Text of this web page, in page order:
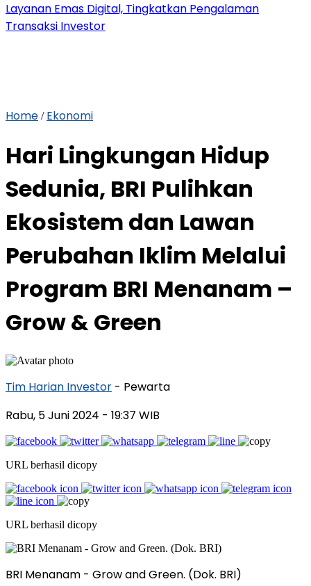
Layanan Emas Digital, Tingkatkan Pengalaman
Transaksi Investor
Home / Ekonomi
Hari Lingkungan Hidup
Sedunia, BRI Pulihkan
Ekosistem dan Lawan
Perubahan Iklim Melalui
Program BRI Menanam –
Grow & Green
Tim Harian Investor - Pewarta
Rabu, 5 Juni 2024 - 19:37 WIB
URL berhasil dicopy
URL berhasil dicopy
BRI Menanam - Grow and Green. (Dok. BRI)